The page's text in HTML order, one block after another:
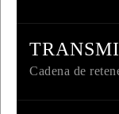
Cadena de